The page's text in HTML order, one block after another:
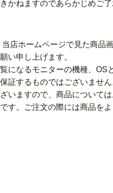
かねますのであらかじめご了
店ホームページで見た商品
い申し上げます。
になるモニターの機種、OS
証するものではございません
いますので、商品について
す。ご注文の際には商品を